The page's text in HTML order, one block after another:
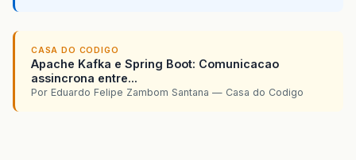
CASA DO CODIGO
Apache Kafka e Spring Boot: Comunicacao
assincrona entre...
Por Eduardo Felipe Zambom Santana — Casa do Codigo